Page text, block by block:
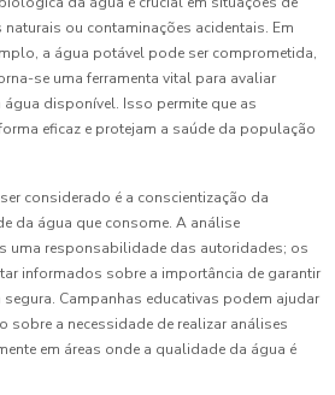
ou contaminações acidentais. Em
a água potável pode ser comprometida,
se uma ferramenta vital para avaliar
disponível. Isso permite que as
eficaz e protejam a saúde da população
considerado é a conscientização da
da água que consome. A análise
uma responsabilidade das autoridades; os
informados sobre a importância de garantir
Campanhas educativas podem ajudar
sobre a necessidade de realizar análises
em áreas onde a qualidade da água é